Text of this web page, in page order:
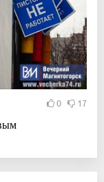
0 17